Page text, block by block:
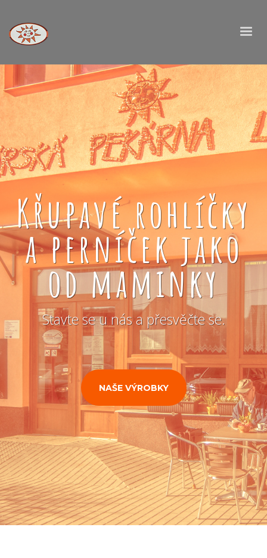
Křupavé rohlíčky
a perníček jako
od maminky
Stavte se u nás a přesvěčte se.
NAŠE VÝROBKY